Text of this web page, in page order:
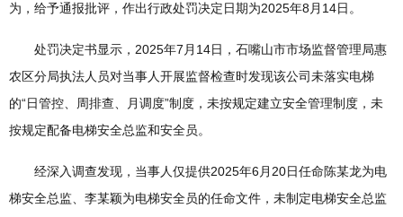
为，给予通报批评，作出行政处罚决定日期为2025年8月14日。
处罚决定书显示，2025年7月14日，石嘴山市市场监督管理局惠
农区分局执法人员对当事人开展监督检查时发现该公司未落实电梯
的“日管控、周排查、月调度”制度，未按规定建立安全管理制度，未
按规定配备电梯安全总监和安全员。
经深入调查发现，当事人仅提供2025年6月20日任命陈某龙为电
梯安全总监、李某颖为电梯安全员的任命文件，未制定电梯安全总监